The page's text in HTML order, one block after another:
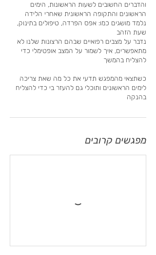
והדברים החשובים לשעות הראשונות, הימים
נלמד מושגים כמו: אפס הפרדה, טיפולים בתינוק,
נדבר על מצבים רפואיים שבהם הרצונות שלנו לא
מתאפשרים, איך לשמור על המצב אופטימלי כדי
כשתצאי מהמפגש תדעי את כל מה שאת צריכה
לימים הראשונים ותוכלי גם להעזר בי כדי להצליח
בהנקה
מפגשים קרובים